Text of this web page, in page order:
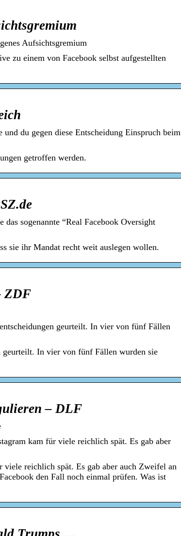
Aufsichtsgremium
zu einem von Facebook selbst aufgestellten
du gegen diese Entscheidung Einspruch beim
getroffen werden.
sogenannte “Real Facebook Oversight
sie ihr Mandat recht weit auslegen wollen.
ZDF
geurteilt. In vier von fünf Fällen
geurteilt. In vier von fünf Fällen wurden sie
– DLF
kam für viele reichlich spät. Es gab aber
reichlich spät. Es gab aber auch Zweifel an
den Fall noch einmal prüfen. Was ist